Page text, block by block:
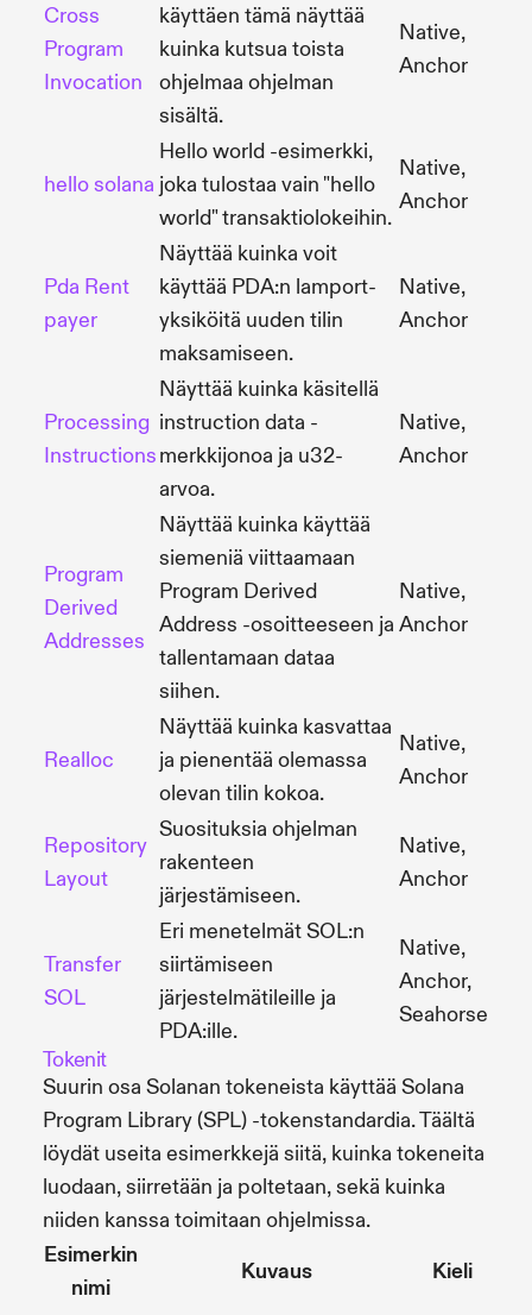
Cross
Program
Invocation
käyttäen tämä näyttää
kuinka kutsua toista
ohjelmaa ohjelman
sisältä.
Native,
Anchor
hello solana
Hello world -esimerkki,
joka tulostaa vain "hello
world" transaktiolokeihin.
Native,
Anchor
Pda Rent
payer
Näyttää kuinka voit
käyttää PDA:n lamport-
yksiköitä uuden tilin
maksamiseen.
Native,
Anchor
Processing
Instructions
Näyttää kuinka käsitellä
instruction data -
merkkijonoa ja u32-
arvoa.
Native,
Anchor
Program
Derived
Addresses
Näyttää kuinka käyttää
siemeniä viittaamaan
Program Derived
Address -osoitteeseen ja
tallentamaan dataa
siihen.
Native,
Anchor
Realloc
Näyttää kuinka kasvattaa
ja pienentää olemassa
olevan tilin kokoa.
Native,
Anchor
Repository
Layout
Suosituksia ohjelman
rakenteen
järjestämiseen.
Native,
Anchor
Transfer
SOL
Eri menetelmät SOL:n
siirtämiseen
järjestelmätileille ja
PDA:ille.
Native,
Anchor,
Seahorse
Tokenit
Suurin osa Solanan tokeneista käyttää Solana
Program Library (SPL) -tokenstandardia. Täältä
löydät useita esimerkkejä siitä, kuinka tokeneita
luodaan, siirretään ja poltetaan, sekä kuinka
niiden kanssa toimitaan ohjelmissa.
Esimerkin
nimi
Kuvaus
Kieli